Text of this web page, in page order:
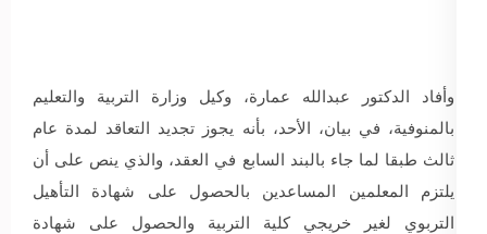
وأفاد الدكتور عبدالله عمارة، وكيل وزارة التربية والتعليم
بالمنوفية، في بيان، الأحد، بأنه يجوز تجديد التعاقد لمدة عام
ثالث طبقا لما جاء بالبند السابع في العقد، والذي ينص على أن
يلتزم المعلمين المساعدين بالحصول على شهادة التأهيل
التربوي لغير خريجي كلية التربية والحصول على شهادة